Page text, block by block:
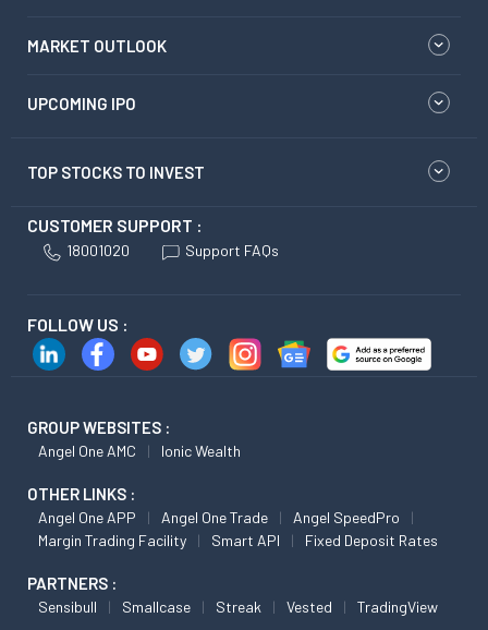
MARKET OUTLOOK
UPCOMING IPO
TOP STOCKS TO INVEST
CUSTOMER SUPPORT :
18001020 Support FAQs
FOLLOW US :
GROUP WEBSITES :
Angel One AMC Ionic Wealth
OTHER LINKS :
Angel One APP Angel One Trade
Angel SpeedPro
Margin Trading Facility
Smart API Fixed Deposit Rates
PARTNERS :
Sensibull Smallcase Streak Vested TradingView